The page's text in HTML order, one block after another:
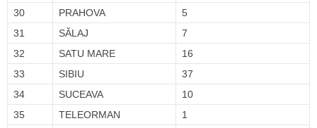
30
PRAHOVA
5
31
SĂLAJ
7
32
SATU MARE
16
33
SIBIU
37
34
SUCEAVA
10
35
TELEORMAN
1